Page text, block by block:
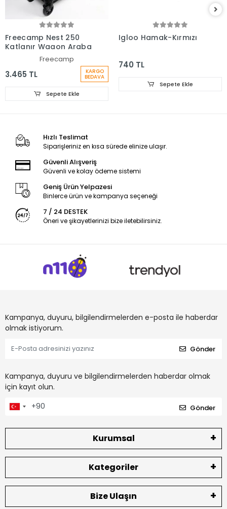
Freecamp Nest 250
Katlanır Wagon Araba
Freecamp
3.465 TL KARGO
BEDAVA
Sepete Ekle
Igloo Hamak-Kırmızı
740 TL
Sepete Ekle
Hızlı Teslimat
Siparişleriniz en kısa sürede elinize ulaşır.
Güvenli Alışveriş
Güvenli ve kolay ödeme sistemi
Geniş Ürün Yelpazesi
Binlerce ürün ve kampanya seçeneği
7 / 24 DESTEK
Öneri ve şikayetlerinizi bize iletebilirsiniz.
Kampanya, duyuru, bilgilendirmelerden e-posta ile haberdar
olmak istiyorum.
Gönder
Kampanya, duyuru ve bilgilendirmelerden haberdar olmak
için kayıt olun.
Gönder
Kurumsal
Kategoriler
Bize Ulaşın